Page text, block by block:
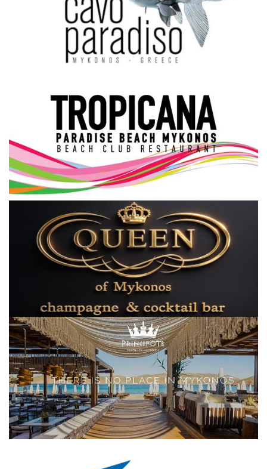
Science & Tech
Aegean Islands
Cost Of Living Crisis
Opinion + Analysis
L’Art des Sens
Local Elections 2023
Γλώσσα
Ελληνικά English